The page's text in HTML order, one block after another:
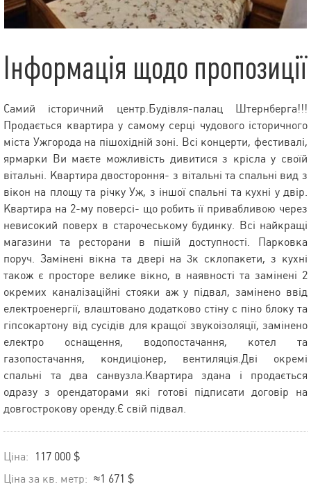
Інформація щодо пропозиції
Самий історичний центр.Будівля-палац Штернберга!!!
Продається квартира у самому серці чудового історичного
міста Ужгорода на пішохідній зоні. Всі концерти, фестивалі,
ярмарки Ви маєте можливість дивитися з крісла у своїй
вітальні. Квартира двостороння- з вітальні та спальні вид з
вікон на площу та річку Уж, з іншої спальні та кухні у двір.
Квартира на 2-му поверсі- що робить її привабливою через
невисокий поверх в старочеському будинку. Всі найкращі
магазини та ресторани в пішій доступності. Парковка
поруч. Замінені вікна та двері на 3к склопакети, з кухні
також є просторе велике вікно, в наявності та замінені 2
окремих каналізаційні стояки аж у підвал, замінено ввід
електроенергії, влаштовано додатково стіну с піно блоку та
гіпсокартону від сусідів для кращої звукоізоляції, замінено
електро оснащення, водопостачання, котел та
газопостачання, кондиціонер, вентиляція.Дві окремі
спальні та два санвузла.Квартира здана і продається
одразу з орендаторами які готові підписати договір на
довгострокову оренду.Є свій підвал.
Ціна:
117 000 $
Ціна за кв. метр: ≈1 671 $